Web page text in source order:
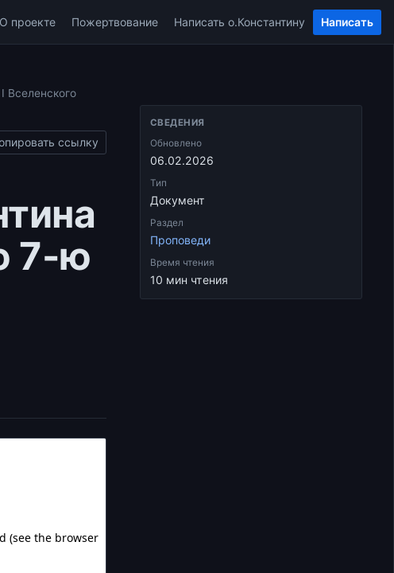
О проекте Пожертвование Написать о.Константину Написать
Вселенского
ссылку
7-ю
СВЕДЕНИЯ
Обновлено
06.02.2026
Тип
Документ
Раздел
Проповеди
Время чтения
10 мин чтения